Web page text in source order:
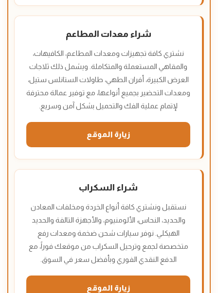
شراء معدات المطاعم
نشتري كافة تجهيزات ومعدات المطاعم، الكافيهات،
والمقاهي المستعملة والمتكاملة. ويشمل ذلك ثلاجات
العرض الكبيرة، أفران الطهي، طاولات الستانلس ستيل،
ومعدات التحضير بجميع أنواعها، مع توفير عمالة محترفة
لإتمام عملية الفك والتحميل بشكل آمن وسريع.
زيارة الموقع
شراء السكراب
نستقبل ونشتري كافة أنواع الخردة ومخلفات المعادن
والحديد، النحاس، الألومنيوم، والأجهزة التالفة والحديد
الهيكلي. نوفر سيارات شحن ضخمة ومعدات رفع
متخصصة لجمع وترحيل السكراب من موقعك فوراً، مع
الدفع النقدي الفوري وبأفضل سعر في السوق.
زيارة الموقع